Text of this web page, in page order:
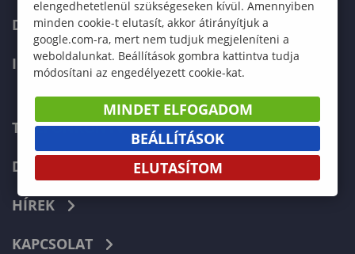
DOKTORI ISKOLA
INTERNATIONAL
TELEFONKÖNYV
DOKUMENTUMOK
HÍREK
KAPCSOLAT
elengedhetetlenül szükségeseken kívül. Amennyiben
minden cookie-t elutasít, akkor átirányítjuk a
google.com-ra, mert nem tudjuk megjeleníteni a
weboldalunkat. Beállítások gombra kattintva tudja
módosítani az engedélyezett cookie-kat.
MINDET ELFOGADOM
BEÁLLÍTÁSOK
ELUTASÍTOM